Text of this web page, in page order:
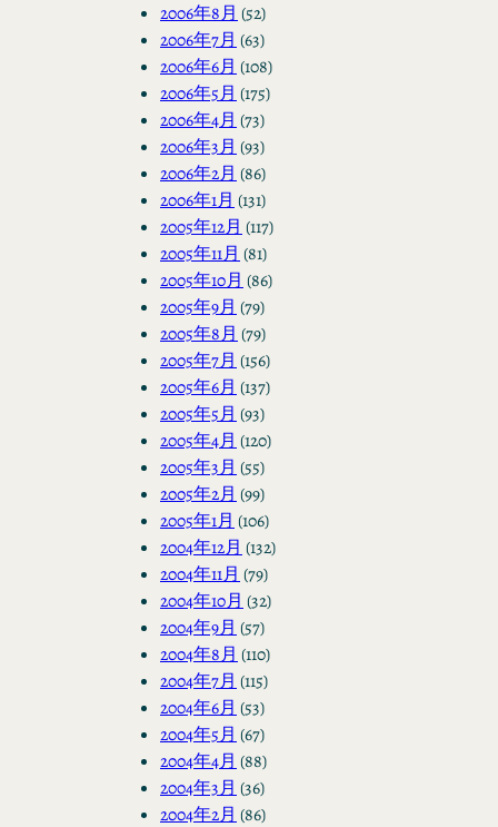
2006年8月 (52)
2006年7月 (63)
2006年6月 (108)
2006年5月 (175)
2006年4月 (73)
2006年3月 (93)
2006年2月 (86)
2006年1月 (131)
2005年12月 (117)
2005年11月 (81)
2005年10月 (86)
2005年9月 (79)
2005年8月 (79)
2005年7月 (156)
2005年6月 (137)
2005年5月 (93)
2005年4月 (120)
2005年3月 (55)
2005年2月 (99)
2005年1月 (106)
2004年12月 (132)
2004年11月 (79)
2004年10月 (32)
2004年9月 (57)
2004年8月 (110)
2004年7月 (115)
2004年6月 (53)
2004年5月 (67)
2004年4月 (88)
2004年3月 (36)
2004年2月 (86)